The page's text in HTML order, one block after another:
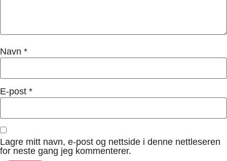
Navn *
E-post *
Lagre mitt navn, e-post og nettside i denne nettleseren
for neste gang jeg kommenterer.